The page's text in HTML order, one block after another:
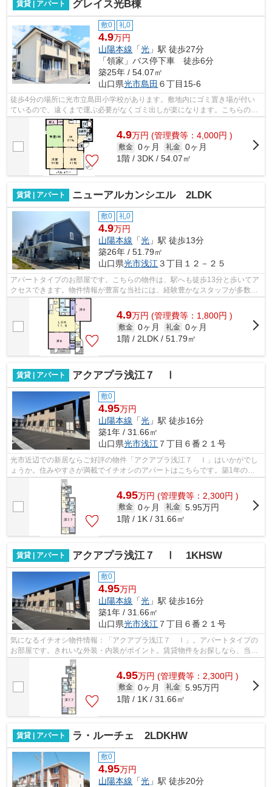
賃貸 | アパート グレイス光B棟
敷0 礼0
4.9万円
山陽本線 「光 」駅 徒歩27分
「領家」バス停下車 徒歩6分
築25年 / 54.07㎡
山口県光市島田 ６丁目15-6
徒歩4分の場所に光市立島田小学校があります。敷地内にゴミ置き場が付い
ているので、遠くまで運ぶ必要がなくゴミ出しが楽になります。こちらの物
件はアパートです。光市エリアの物件量...
4.9万円 (管理費等：4,000円 )
敷金 0ヶ月 礼金 0ヶ月
1階 / 3DK / 54.07㎡
賃貸 | アパート ニューアルカンシエル 2LDK
敷0 礼0
4.9万円
山陽本線 「光 」駅 徒歩13分
築26年 / 51.79㎡
山口県光市浅江３丁目１２－２５
アパートタイプのお部屋です。こちらの物件は、駅へも徒歩13分と歩いてア
クセスできます。物件情報が豊富な当社には、経験豊かなスタッフが多数在
籍しております。光市エリアや光付近...
4.9万円 (管理費等：1,800円 )
敷金 0ヶ月 礼金 0ヶ月
1階 / 2LDK / 51.79㎡
賃貸 | アパート アクアプラ浅江７ Ⅰ
敷0
4.95万円
山陽本線 「光 」駅 徒歩16分
築1年 / 31.66㎡
山口県光市浅江 ７丁目６番２１号
光市近辺での新居ならご好評の物件「アクアプラ浅江７ Ⅰ」はいかがでし
ょうか。住みやすさが満載でイチオシのアパートはこちらです。築1年の築
浅物件。光市や光付近で気になるお部屋...
4.95万円 (管理費等：2,300円 )
敷金 0ヶ月 礼金 5.95万円
1階 / 1K / 31.66㎡
賃貸 | アパート アクアプラ浅江７ Ⅰ 1KHSW
敷0
4.95万円
山陽本線 「光 」駅 徒歩16分
築1年 / 31.66㎡
山口県光市浅江 ７丁目６番２１号
気になるイチオシ物件情報：「アクアプラ浅江７ Ⅰ」。アパートタイプの
お部屋です。きれいな外装・内装がポイント。賃貸物件をお探しなら、当社
にお任せ下さい。こだわりやニーズに合...
4.95万円 (管理費等：2,300円 )
敷金 0ヶ月 礼金 5.95万円
1階 / 1K / 31.66㎡
賃貸 | アパート ラ・ルーチェ 2LDKHW
敷0
4.95万円
山陽本線 「光 」駅 徒歩20分